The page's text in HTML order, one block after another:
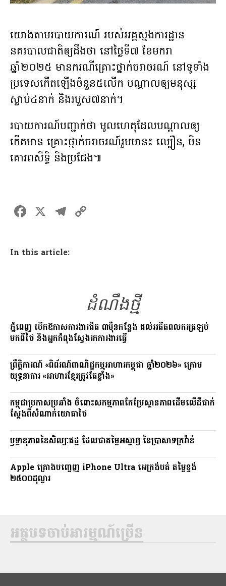
យោងតាមរបាយការណ៍ របស់អគ្គស្នងការដ្ឋាន
នគរបាលជាតិឲ្យដឹងថា នៅថ្ងៃទី៧ ខែមករា
ឆ្នាំ២០២៥ មានករណីគ្រោះថ្នាក់ចរាចរណ៍ នៅទូទាំង
ប្រទេសកើតឡើងចំនួន៥លើក បណ្ដាលឲ្យមនុស្ស
ស្លាប់៤នាក់ និងរបួស៧នាក់។
របាយការណ៍បញ្ជាក់ថា មូលហេតុដែលបណ្ដាលឲ្យ
កើតមាន គ្រោះថ្នាក់ចរាចរណ៍រួមមាន៖ ល្បឿន, មិន
គោរពសិទិ្ធ និងប្រជែង៕
F
ce
b
X T
gr
n
k
In this article:
ដំណឹងថ្មី
ភ្នំពេញ បើកឱកាសការងារជិត ៣ម៉ឺនកន្លែង ដល់អតីតពលករត្រឡប់
មកពីថៃ និងអ្នកកំពុងស្វែងរកការងារធ្វើ
ព្រឹត្តិការណ៍ «ពិព័រណ៍ពាណិជ្ជកម្មអាហារកម្ពុជា ឆ្នាំ២០២៦» ក្រោម
យុទ្ធនាការ «អាហារខ្មែរត្រូវតែខ្លាំង»
កម្ពុជាប្រកាសប្រឆាំង ចំពោះសកម្មភាពកែប្រែស្ថានភាពដើមលើដីជាក់
ស្តែងពីសំណាក់យោធាថៃ
ឫទ្ធានុភាពនៃសិល្បៈឥដ្ឋ ដែលជាតម្លៃអស្ចារ្យ នៃប្រាសាទក្រវ៉ាន់
Apple គ្រោងបញ្ចេញ iPhone Ultra អេក្រង់បត់ តម្លៃខ្ទង់
២៥០០ដុល្លារ
អត្ថបទចាប់អារម្មណ៍ច្រើន